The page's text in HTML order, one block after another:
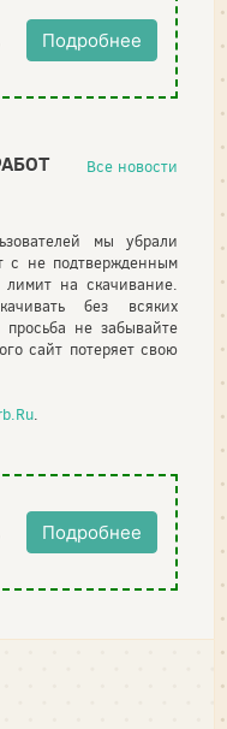
Подробнее
Все новости
мы убрали
с не подтвержденным
на скачивание.
без всяких
не забывайте
сайт потеряет свою
.
Подробнее